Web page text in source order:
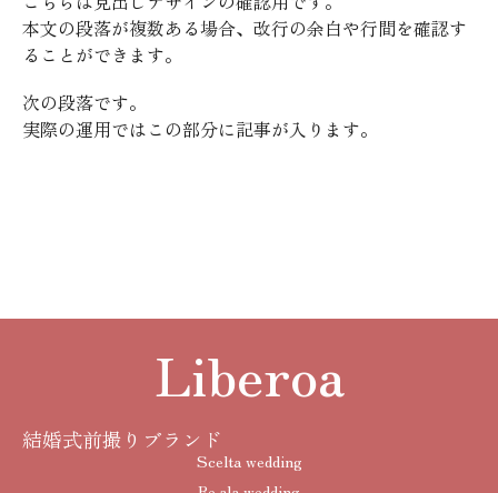
本文の段落が複数ある場合、改行の余白や行間を確認す
ることができます。
次の段落です。
実際の運用ではこの部分に記事が入ります。
Liberoa
結婚式前撮りブランド
Scelta wedding